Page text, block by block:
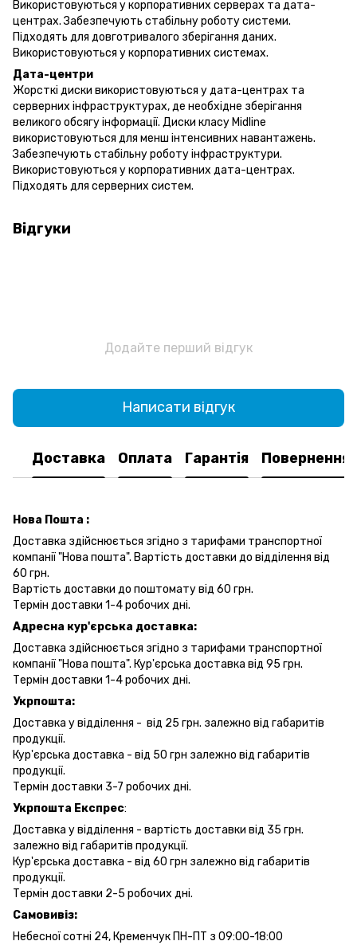
Використовуються у корпоративних серверах та дата-
центрах. Забезпечують стабільну роботу системи.
Підходять для довготривалого зберігання даних.
Використовуються у корпоративних системах.
Дата-центри
Жорсткі диски використовуються у дата-центрах та
серверних інфраструктурах, де необхідне зберігання
великого обсягу інформації. Диски класу Midline
використовуються для менш інтенсивних навантажень.
Забезпечують стабільну роботу інфраструктури.
Використовуються у корпоративних дата-центрах.
Підходять для серверних систем.
Відгуки
Додайте перший відгук
Написати відгук
Доставка Оплата Гарантія Повернення
Нова Пошта :
Доставка здійснюється згідно з тарифами транспортної
компанії "Нова пошта". Вартість доставки до відділення від
60 грн.
Вартість доставки до поштомату від 60 грн.
Термін доставки 1-4 робочих дні.
Адресна кур'єрська доставка:
Доставка здійснюється згідно з тарифами транспортної
компанії "Нова пошта". Кур'єрська доставка від 95 грн.
Термін доставки 1-4 робочих дні.
Укрпошта:
Доставка у відділення - від 25 грн. залежно від габаритів
продукції.
Кур'єрська доставка - від 50 грн залежно від габаритів
продукції.
Термін доставки 3-7 робочих дні.
Укрпошта Експрес:
Доставка у відділення - вартість доставки від 35 грн.
залежно від габаритів продукції.
Кур'єрська доставка - від 60 грн залежно від габаритів
продукції.
Термін доставки 2-5 робочих дні.
Самовивіз:
Небесної сотні 24, Кременчук ПН-ПТ з 09:00-18:00